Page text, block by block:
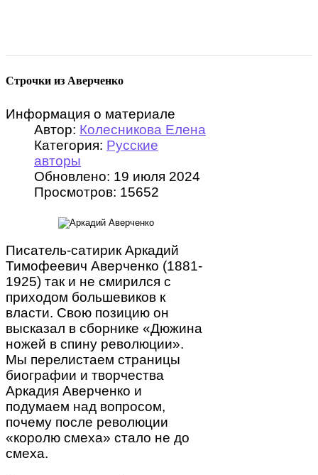
Строчки из Аверченко
Информация о материале
Автор: Колесникова Елена
Категория: Русские
авторы
Обновлено: 19 июля 2024
Просмотров: 15652
Писатель-сатирик Аркадий
Тимофеевич Аверченко (1881-
1925) так и не смирился с
приходом большевиков к
власти. Свою позицию он
высказал в сборнике «Дюжина
ножей в спину революции».
Мы перелистаем страницы
биографии и творчества
Аркадия Аверченко и
подумаем над вопросом,
почему после революции
«королю смеха» стало не до
смеха.